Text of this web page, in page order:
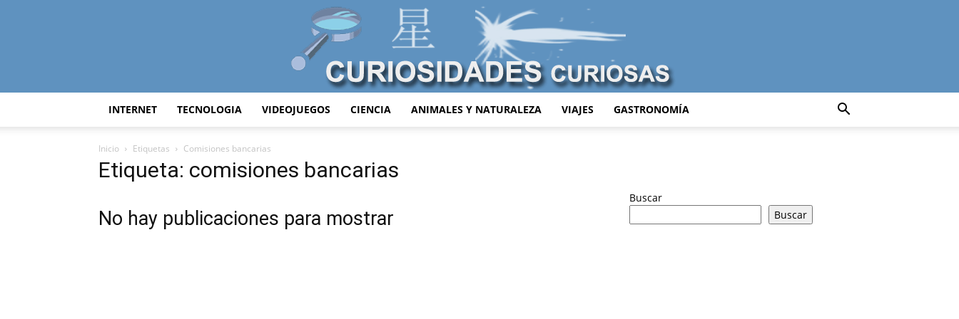
INTERNET TECNOLOGIA VIDEOJUEGOS CIENCIA ANIMALES Y NATURALEZA VIAJES GASTRONOMÍA
Inicio Etiquetas Comisiones bancarias
Etiqueta: comisiones bancarias
No hay publicaciones para mostrar
Buscar
Buscar